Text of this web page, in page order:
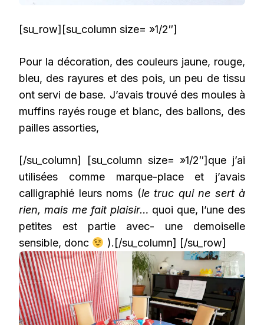
[su_row][su_column size= »1/2″]
Pour la décoration, des couleurs jaune, rouge,
bleu, des rayures et des pois, un peu de tissu
ont servi de base. J’avais trouvé des moules à
muffins rayés rouge et blanc, des ballons, des
pailles assorties,
[/su_column] [su_column size= »1/2″]que j’ai
utilisées comme marque-place et j’avais
calligraphié leurs noms (le truc qui ne sert à
rien, mais me fait plaisir… quoi que, l’une des
petites est partie avec- une demoiselle
sensible, donc
).[/su_column] [/su_row]